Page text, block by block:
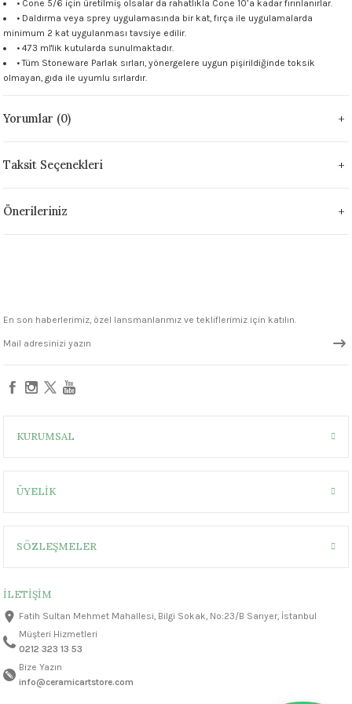
Stoneware Flux
1305 °C
°C
1046 °C
°C
1305 °C
• Cone 5/6 için üretilmiş olsalar da rahatlıkla Cone 10’a kadar fırınlanırlar.
• Daldırma veya sprey uygulamasında bir kat, fırça ile uygulamalarda
minimum 2 kat uygulanması tavsiye edilir.
• 473 ml'lik kutularda sunulmaktadır.
• Tüm Stoneware Parlak sırları, yönergelere uygun pişirildiğinde toksik
olmayan, gıda ile uyumlu sırlardır.
Yorumlar (0)
Taksit Seçenekleri
Önerileriniz
En son haberlerimiz, özel lansmanlarımız ve tekliflerimiz için katılın.
KURUMSAL
ÜYELİK
SÖZLEŞMELER
İLETİŞİM
Fatih Sultan Mehmet Mahallesi, Bilgi Sokak, No:23/B Sarıyer, İstanbul
Müşteri Hizmetleri
0212 323 13 53
Bize Yazın
info@ceramicartstore.com